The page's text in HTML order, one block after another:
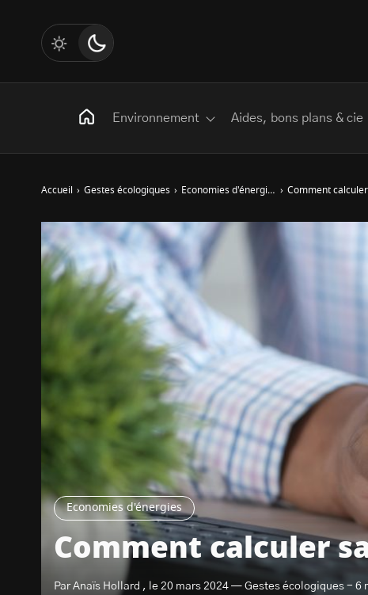
Economies d'énergies
Comment calculer
Par Anaïs Hollard , le 20 mars 2024 — Gestes écologiques - 6
Accueil › Gestes écologiques › Economies d'énergies › Comment
Environnement Aides, bons plans & cie
Transition Écologique